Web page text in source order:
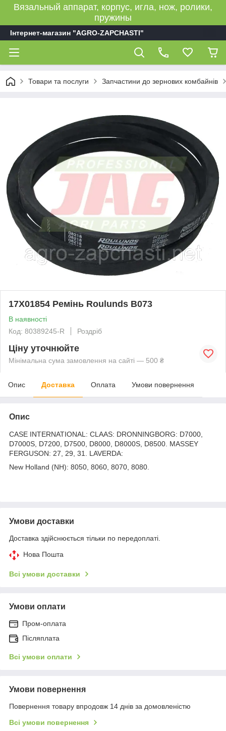
Вязальный аппарат, корпус, игла, нож, ролики,
пружины
Інтернет-магазин "AGRO-ZAPCHASTI"
Товари та послуги Запчастини до зернових комбайнів
17X01854 Ремінь Roulunds B073
В наявності
Код: 80389245-R
Роздріб
Ціну уточнюйте
Мінімальна сума замовлення на сайті — 500 ₴
Опис Доставка Оплата Умови повернення
Опис
CASE INTERNATIONAL: CLAAS: DRONNINGBORG: D7000,
D7000S, D7200, D7500, D8000, D8000S, D8500. MASSEY
FERGUSON: 27, 29, 31. LAVERDA:
New Holland (NH): 8050, 8060, 8070, 8080.
Умови доставки
Доставка здійснюється тільки по передоплаті.
Нова Пошта
Всі умови доставки
Умови оплати
Пром-оплата
Післяплата
Всі умови оплати
Умови повернення
Повернення товару впродовж 14 днів за домовленістю
Всі умови повернення